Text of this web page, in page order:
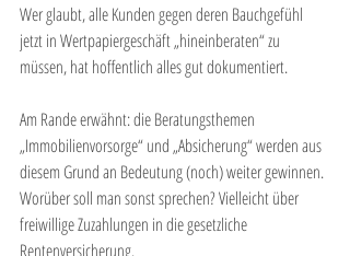
Wer glaubt, alle Kunden gegen deren Bauchgefühl
jetzt in Wertpapiergeschäft „hineinberaten“ zu
müssen, hat hoffentlich alles gut dokumentiert.
Am Rande erwähnt: die Beratungsthemen
„Immobilienvorsorge“ und „Absicherung“ werden aus
diesem Grund an Bedeutung (noch) weiter gewinnen.
Worüber soll man sonst sprechen? Vielleicht über
freiwillige Zuzahlungen in die gesetzliche
Rentenversicherung.